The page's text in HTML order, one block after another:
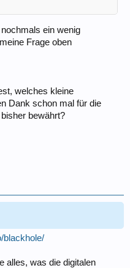
ein wenig
Frage oben
welches kleine
Dank schon mal für die
bewährt?
blackhole/
alles, was die digitalen